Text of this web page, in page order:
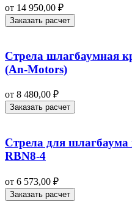
от 14 950,00 ₽
Заказать расчет
Стрела шлагбаумная
(An-Motors)
от 8 480,00 ₽
Заказать расчет
Стрела для шлагбаума
RBN8-4
от 6 573,00 ₽
Заказать расчет